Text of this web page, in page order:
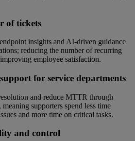
of tickets
insights and AI‑driven guidance
reducing the number of recurring
employee satisfaction.
for service departments
and reduce MTTR through
meaning supporters spend less time
and more time on critical tasks.
and control